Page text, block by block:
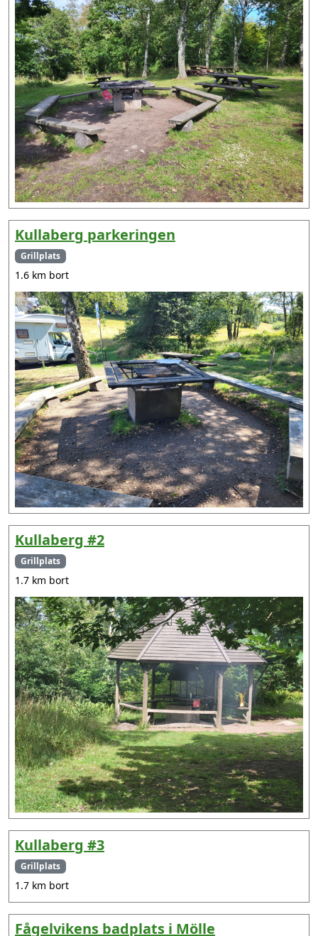
Kullaberg parkeringen
Grillplats
1.6 km bort
Kullaberg #2
Grillplats
1.7 km bort
Kullaberg #3
Grillplats
1.7 km bort
Fågelvikens badplats i Mölle